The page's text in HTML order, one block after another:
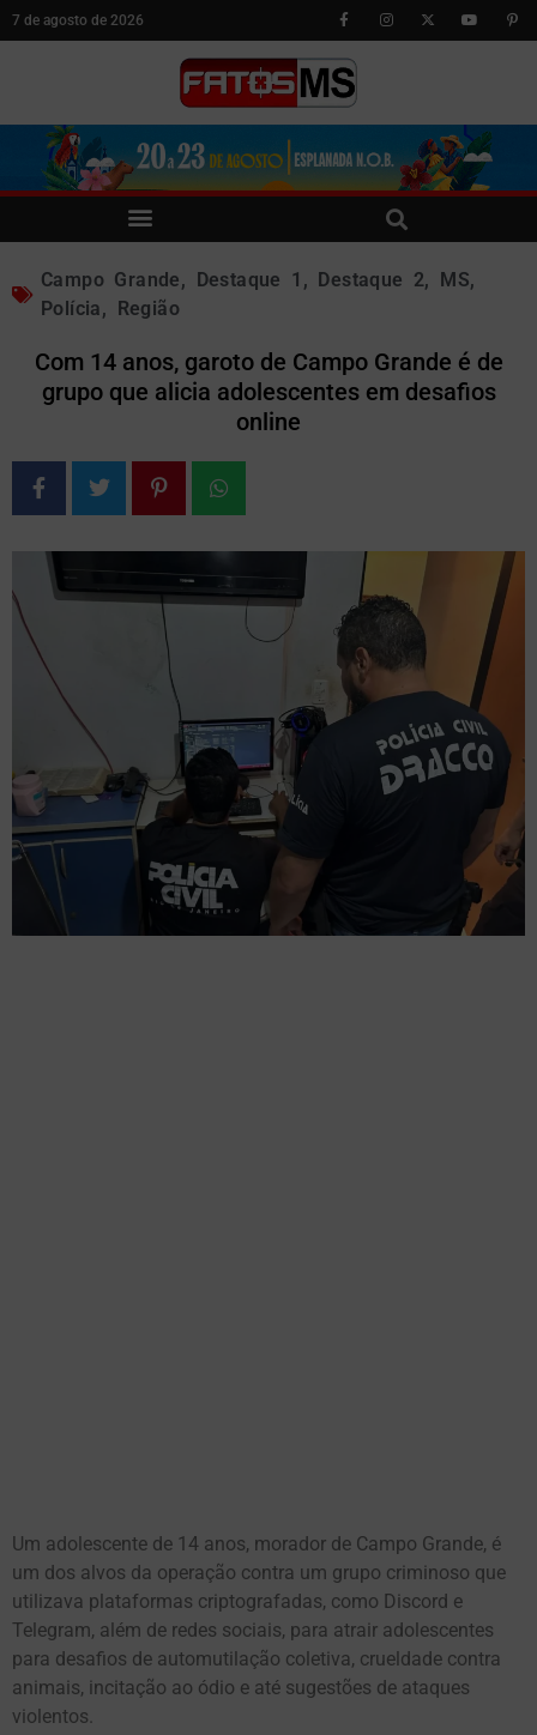
7 de agosto de 2026
Campo Grande, Destaque 1 , Destaque 2, MS,
Polícia, Região
Com 14 anos, garoto de Campo Grande é de
grupo que alicia adolescentes em desafios
online
Um adolescente de 14 anos, morador de Campo Grande, é
um dos alvos da operação contra um grupo criminoso que
utilizava plataformas criptografadas, como Discord e
Telegram, além de redes sociais, para atrair adolescentes
para desafios de automutilação coletiva, crueldade contra
animais, incitação ao ódio e até sugestões de ataques
violentos.